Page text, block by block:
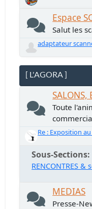
Espace
Salut les
adaptateur
[ L'AGORA ]
SALONS,
Toute
Re : Exposition
Sous-Sections
RENCONTRES
MEDIAS
Presse-